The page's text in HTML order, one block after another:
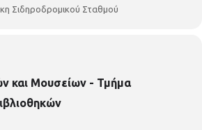
Σιδηροδρομικού Σταθμού
και Μουσείων - Τμήμα